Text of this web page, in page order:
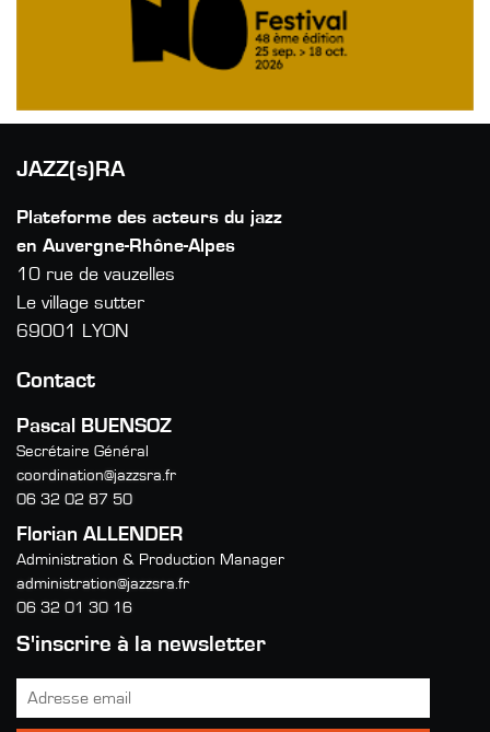
JAZZ(s)RA
Plateforme des acteurs du jazz
en Auvergne-Rhône-Alpes
10 rue de vauzelles
Le village sutter
69001 LYON
Contact
Pascal BUENSOZ
Secrétaire Général
coordination@jazzsra.fr
06 32 02 87 50
Florian ALLENDER
Administration & Production Manager
administration@jazzsra.fr
06 32 01 30 16
S'inscrire à la newsletter